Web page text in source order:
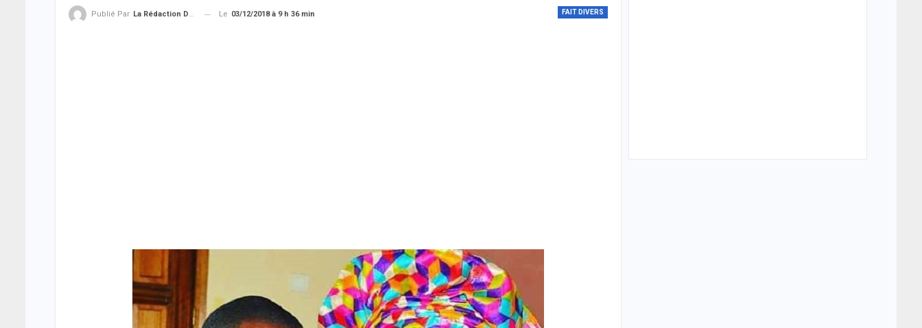
FAIT DIVERS
Publié Par La Rédaction De THIEYSENEGAL.com Le 03/12/2018 à 9 h 36 min